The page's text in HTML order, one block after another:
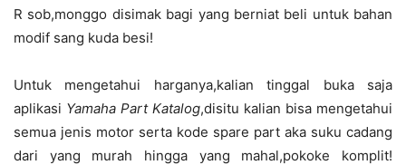
R sob,monggo disimak bagi yang berniat beli untuk bahan
modif sang kuda besi!
Untuk mengetahui harganya,kalian tinggal buka saja
aplikasi Yamaha Part Katalog,disitu kalian bisa mengetahui
semua jenis motor serta kode spare part aka suku cadang
dari yang murah hingga yang mahal,pokoke komplit!